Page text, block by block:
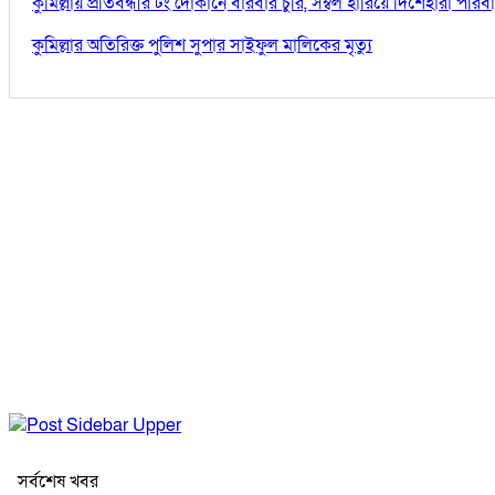
কুমিল্লার অতিরিক্ত পুলিশ সুপার সাইফুল মালিকের মৃত্যু
সর্বশেষ খবর